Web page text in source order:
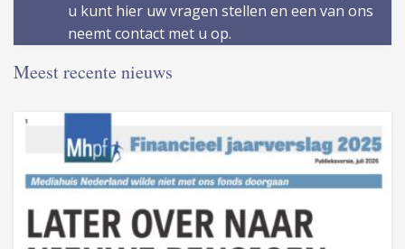
u kunt hier uw vragen stellen en een van ons
neemt contact met u op.
Meest recente nieuws